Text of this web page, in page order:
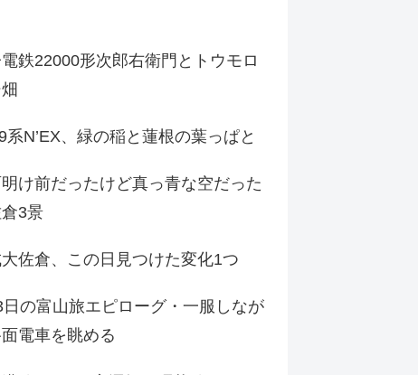
鉄22000形次郎右衛門とトウモロ
系N’EX、緑の稲と蓮根の葉っぱと
け前だったけど真っ青な空だった
3景
佐倉、この日見つけた変化1つ
日の富山旅エピローグ・一服しなが
面電車を眺める